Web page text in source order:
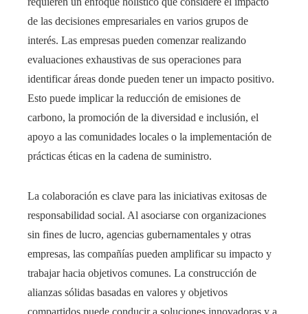
de las decisiones empresariales en varios grupos de
interés. Las empresas pueden comenzar realizando
evaluaciones exhaustivas de sus operaciones para
identificar áreas donde pueden tener un impacto positivo.
Esto puede implicar la reducción de emisiones de
carbono, la promoción de la diversidad e inclusión, el
apoyo a las comunidades locales o la implementación de
prácticas éticas en la cadena de suministro.
La colaboración es clave para las iniciativas exitosas de
responsabilidad social. Al asociarse con organizaciones
sin fines de lucro, agencias gubernamentales y otras
empresas, las compañías pueden amplificar su impacto y
trabajar hacia objetivos comunes. La construcción de
alianzas sólidas basadas en valores y objetivos
compartidos puede conducir a soluciones innovadoras y a